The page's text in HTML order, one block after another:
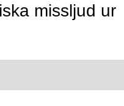
missljud ur